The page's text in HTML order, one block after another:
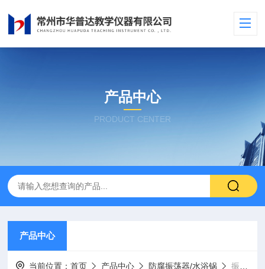
产品中心
PRODUCT CENTER
产品中心
当前位置：首页 产品中心 防腐振荡器/水浴锅 振荡器